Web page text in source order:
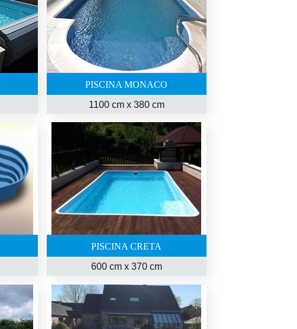
PISCINA MONACO
1100 cmx 380 cm
PISCINA CRETA
600 cmx 370 cm